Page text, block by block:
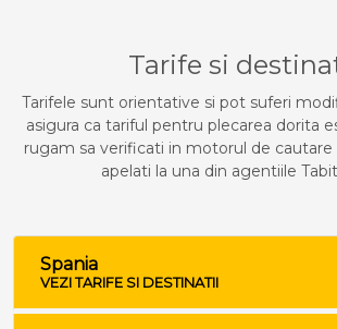
Tarife si
Tarifele sunt orientative si pot suferi
asigura ca tariful pentru plecarea dorita
rugam sa verificati in motorul de cautare
apelati la una din agentiile
Spania
VEZI TARIFE SI DESTINATII